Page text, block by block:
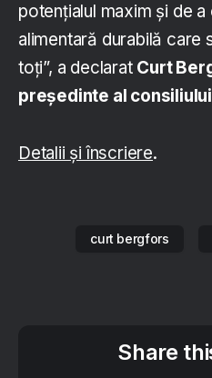
potențialul maxim și de
alimentară durabilă care
toți”, a declarat Curt
președinte al
Detalii și înscriere.
curt bergfors
Share